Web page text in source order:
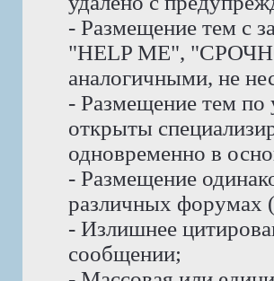
- Размещение тем с
"HELP ME",
аналогичными, не
- Размещение тем по
открыты
одновременно в
- Размещение
различных форумах
- Излишнее
сообщении;